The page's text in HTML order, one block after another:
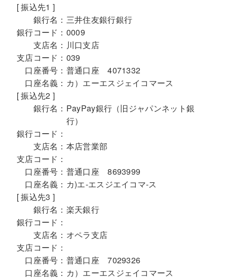
[ 振込先1 ]
銀行名： 三井住友銀行銀行
銀行コード： 0009
支店名： 川口支店
支店コード： 039
口座番号： 普通口座 4071332
口座名義： カ）エーエスジェイコマース
[ 振込先2 ]
銀行名： PayPay銀行（旧ジャパンネット銀
行）
銀行コード：
支店名： 本店営業部
支店コード：
口座番号： 普通口座 8693999
口座名義： カ)エ-エスジエイコマ-ス
[ 振込先3 ]
銀行名： 楽天銀行
銀行コード：
支店名： オペラ支店
支店コード：
口座番号： 普通口座 7029326
口座名義： カ）エーエスジェイコマース